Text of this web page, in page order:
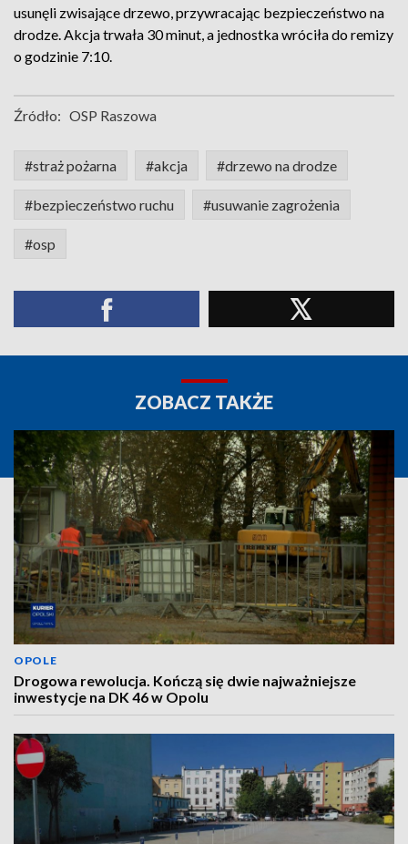
usunęli zwisające drzewo, przywracając bezpieczeństwo na
drodze. Akcja trwała 30 minut, a jednostka wróciła do remizy
o godzinie 7:10.
Źródło: OSP Raszowa
#straż pożarna #akcja #drzewo na drodze
#bezpieczeństwo ruchu #usuwanie zagrożenia
#osp
ZOBACZ TAKŻE
OPOLE
Drogowa rewolucja. Kończą się dwie najważniejsze
inwestycje na DK 46 w Opolu